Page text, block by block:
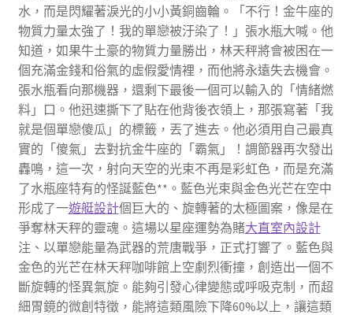
水，而是閃耀著淚光的小小黃銅齒輪。「不行！金牛座的
物質力量太強了！我的單戀被汙染了！」張水瓶大喊。他
知道，如果牛土豪的物質力量勝出，林天秤將會被困在一
個充滿金錢和俗氣的虛假愛情裡，而他將永遠失去機會。
張水瓶看向那機器，還剩下最後一個可以輸入的「情緒燃
料」口。他迅速撕下了貼在他背後衣領上，那張寫著「我
就是個單戀傻瓜」的標籤，丟了進去。他必須用自己最真
實的「傻氣」去對抗金牛座的「霸氣」！調節器再次發出
轟鳴，這一次，射向天空的光束不再是彩虹色，而是充滿
了水瓶座特有的怪誕藍色**。藍色光束與金色光芒在空中
形成了一遊艇設計個巨大的、旋轉著的太極圖案，像是在
爭奪林天秤的靈魂。這場以星座運勢為賭大直室內設計
注、以單戀能量為武器的荒唐戰爭，正式打響了。藍色與
金色的光芒在林天秤咖啡館上空劇烈衝撞，創造出一個不
斷旋轉的怪異氣旋。能夠引發心律變態或呼吸克制，而超
細胃鏡的微創特徵，能將這類風險下降60%以上，讓這類